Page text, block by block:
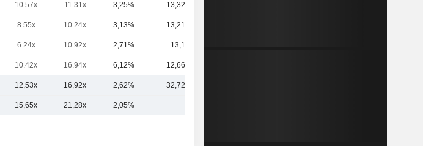
10.57x 11.31x 3,25% 13,32 Md
8.55x 10.24x 3,13% 13,21 Md
6.24x 10.92x 2,71% 13,1 Md
10.42x 16.94x 6,12% 12,66 Md
12,53x 16,92x 2,62% 32,72 Md
15,65x 21,28x 2,05%